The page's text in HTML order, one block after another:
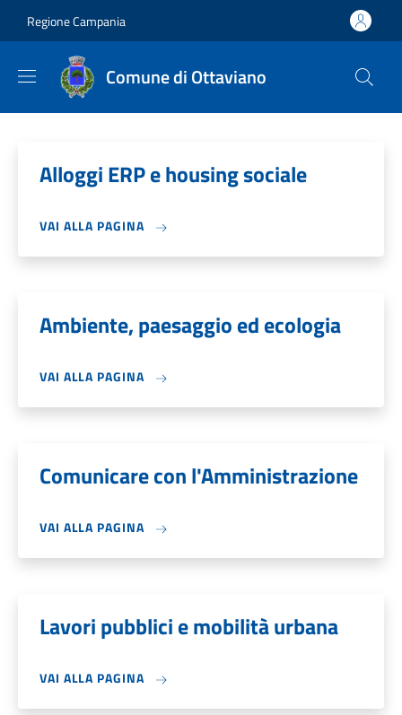
Regione Campania
Comune di Ottaviano
Alloggi ERP e housing sociale
VAI ALLA PAGINA
Ambiente, paesaggio ed ecologia
VAI ALLA PAGINA
Comunicare con l'Amministrazione
VAI ALLA PAGINA
Lavori pubblici e mobilità urbana
VAI ALLA PAGINA